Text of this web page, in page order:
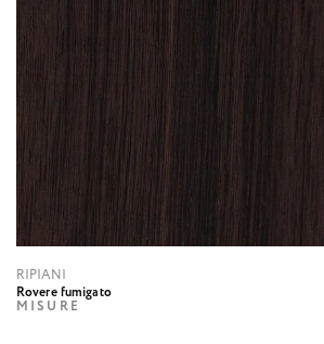
RIPIANI
Rovere fumigato
MISURE